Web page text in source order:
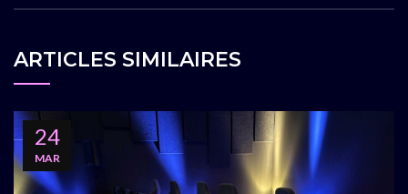
ARTICLES SIMILAIRES
24
MAR